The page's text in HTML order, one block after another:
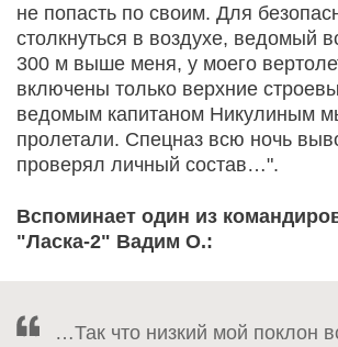
не попасть по своим. Для
столкнуться в воздухе, ведомый
300 м выше меня, у моего
включены только верхние
ведомым капитаном Никулиным
пролетали. Спецназ всю ночь
проверял личный состав…".
Вспоминает один из
"Ласка-2" Вадим О.:
…Так что низкий мой поклон